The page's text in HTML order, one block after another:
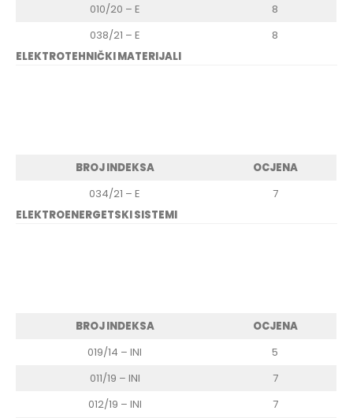
010/20 – E
8
038/21 – E
8
ELEKTROTEHNIČKI MATERIJALI
BROJ INDEKSA
OCJENA
034/21 – E
7
ELEKTROENERGETSKI SISTEMI
BROJ INDEKSA
OCJENA
019/14 – INI
5
011/19 – INI
7
012/19 – INI
7